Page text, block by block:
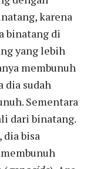
karena
binatang di
yang lebih
membunuh
dia sudah
Sementara
dari binatang.
dia bisa